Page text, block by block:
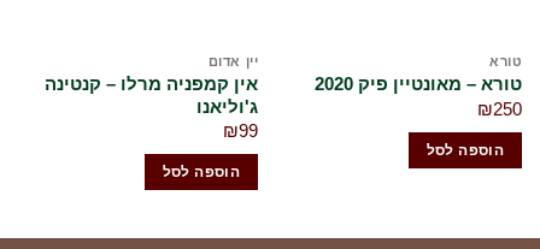
טורא
טורא – מאונטיין פיק 2020
₪250
הוספה לסל
יין אדום
אין קמפניה מרלו – קנטינה
ג'וליאנו
₪99
הוספה לסל